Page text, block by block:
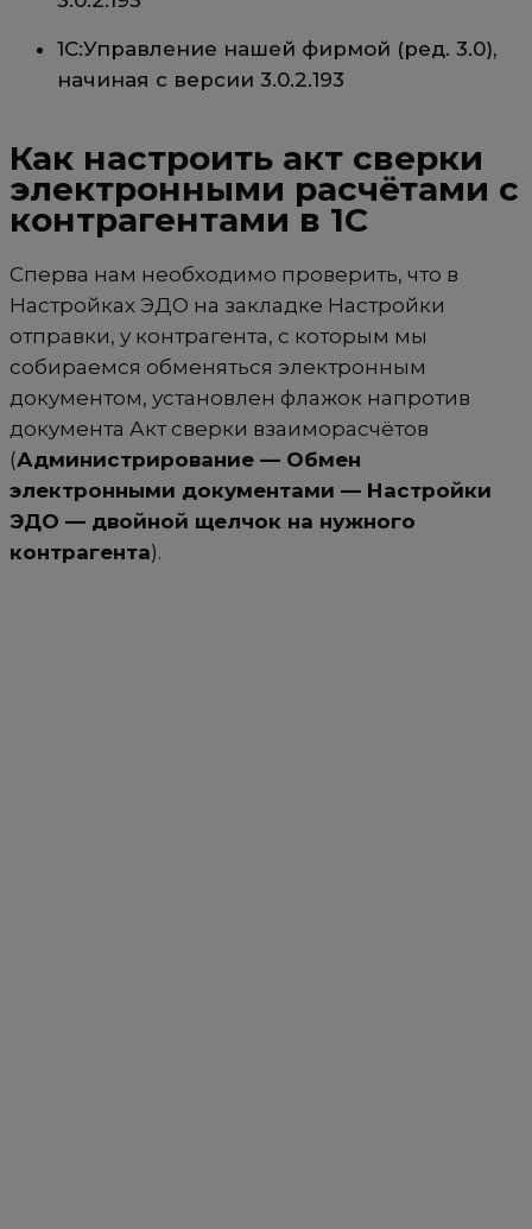
1С:Управление нашей фирмой (ред. 3.0),
начиная с версии 3.0.2.193
Как настроить акт сверки
электронными расчётами с
контрагентами в 1С
Сперва нам необходимо проверить, что в
Настройках ЭДО на закладке Настройки
отправки, у контрагента, с которым мы
собираемся обменяться электронным
документом, установлен флажок напротив
документа Акт сверки взаиморасчётов
(Администрирование — Обмен
электронными документами — Настройки
ЭДО — двойной щелчок на нужного
контрагента).